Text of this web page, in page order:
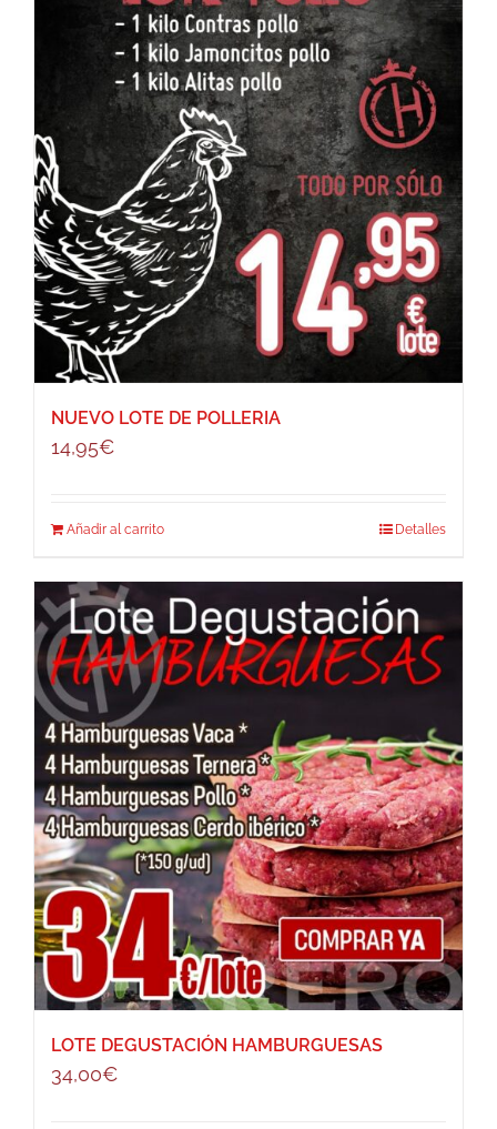
NUEVO LOTE DE POLLERIA
14,95€
Añadir al carrito Detalles
LOTE DEGUSTACIÓN HAMBURGUESAS
34,00€